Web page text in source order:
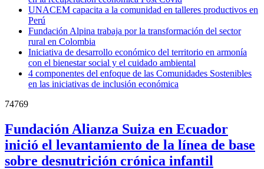
UNACEM capacita a la comunidad en talleres productivos en
Perú
Fundación Alpina trabaja por la transformación del sector
rural en Colombia
Iniciativa de desarrollo económico del territorio en armonía
con el bienestar social y el cuidado ambiental
4 componentes del enfoque de las Comunidades Sostenibles
en las iniciativas de inclusión económica
74769
Fundación Alianza Suiza en Ecuador
inició el levantamiento de la línea de base
sobre desnutrición crónica infantil